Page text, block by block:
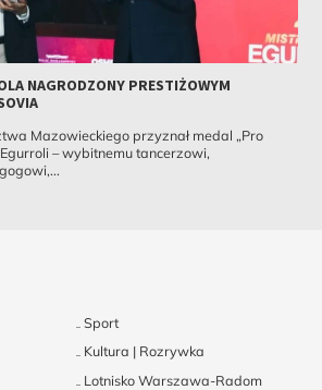
NAGRODZONY PRESTIŻOWYM
Mazowieckiego przyznał medal „Pro
– wybitnemu tancerzowi,
Sport
Kultura | Rozrywka
Lotnisko Warszawa-Radom